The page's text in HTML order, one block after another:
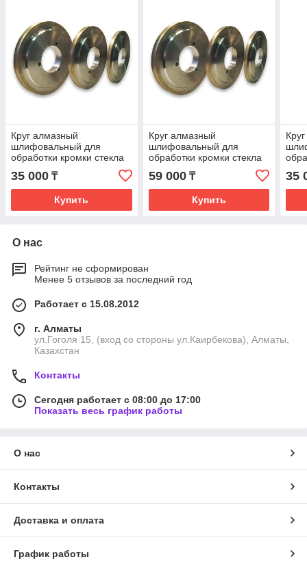
Круг алмазный
шлифовальный для
обработки кромки стекла
175*63.4, R2,25 форма
14FF1H (под карандаш),
стекло 4мм
35 000 ₸
Купить
Круг алмазный
шлифовальный для
обработки кромки стекла
175*63.4, R3,25 форма
14FF1H (под карандаш),
стекло 6мм
59 000₸
Купить
90
4мм
35
О нас
Рейтинг не сформирован
Менее 5 отзывов за последний год
Работает с 15.08.2012
г. Алматы
ул.Гоголя 15, (вход со стороны ул.Каирбекова), Алматы,
Казахстан
Контакты
Сегодня работает с 08:00 до 17:00
Показать весь график работы
О нас
Контакты
Доставка и оплата
График работы